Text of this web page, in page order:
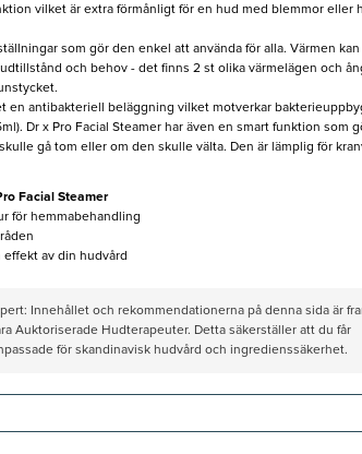
vilket är extra förmånligt för en hud med blemmor eller
som gör den enkel att använda för alla. Värmen
och behov - det finns 2 st olika värmelägen och
en antibakteriell beläggning vilket motverkar
Dr x Pro Facial Steamer har även en smart funktion som
gå tom eller om den skulle välta. Den är lämplig för
Facial Steamer
för hemmabehandling
av din hudvård
Innehållet och rekommendationerna på denna sida är
Auktoriserade Hudterapeuter. Detta säkerställer att du får
för skandinavisk hudvård och ingredienssäkerhet.